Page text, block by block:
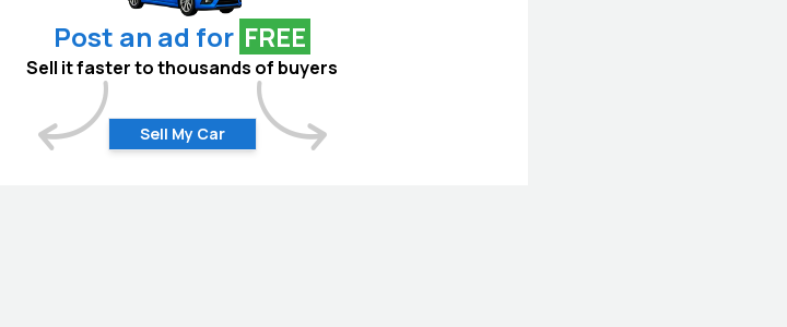
Post an ad for FREE
Sell it faster to thousands of buyers
Sell My Car